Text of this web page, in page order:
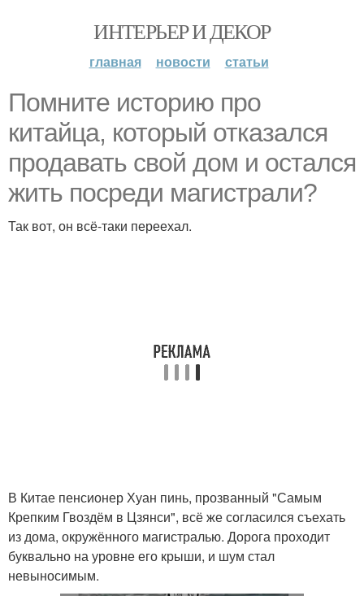
ИНТЕРЬЕР И ДЕКОР
главная новости статьи
Помните историю про
китайца, который отказался
продавать свой дом и остался
жить посреди магистрали?
Так вот, он всё-таки переехал.
В Китае пенсионер Хуан пинь, прозванный "Самым
Крепким Гвоздём в Цзянси", всё же согласился съехать
из дома, окружённого магистралью. Дорога проходит
буквально на уровне его крыши, и шум стал
невыносимым.